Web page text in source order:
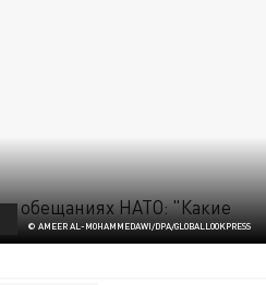
© AMEER AL-MOHAMMEDAWI/DPA/GLOBALLOOKPRESS